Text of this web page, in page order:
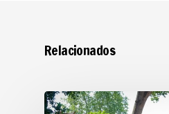
Relacionados